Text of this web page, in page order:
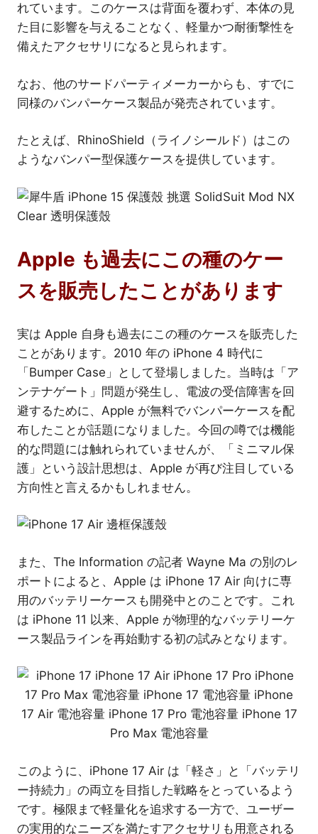
れています。このケースは背面を覆わず、本体の見
た目に影響を与えることなく、軽量かつ耐衝撃性を
備えたアクセサリになると見られます。
なお、他のサードパーティメーカーからも、すでに
同様のバンパーケース製品が発売されています。
たとえば、RhinoShield（ライノシールド）はこの
ようなバンパー型保護ケースを提供しています。
Apple も過去にこの種のケー
スを販売したことがあります
実は Apple 自身も過去にこの種のケースを販売した
ことがあります。2010 年の iPhone 4 時代に
「Bumper Case」として登場しました。当時は「ア
ンテナゲート」問題が発生し、電波の受信障害を回
避するために、Apple が無料でバンパーケースを配
布したことが話題になりました。今回の噂では機能
的な問題には触れられていませんが、「ミニマル保
護」という設計思想は、Apple が再び注目している
方向性と言えるかもしれません。
また、The Information の記者 Wayne Ma の別のレ
ポートによると、Apple は iPhone 17 Air 向けに専
用のバッテリーケースも開発中とのことです。これ
は iPhone 11 以来、Apple が物理的なバッテリーケ
ース製品ラインを再始動する初の試みとなります。
このように、iPhone 17 Air は「軽さ」と「バッテリ
ー持続力」の両立を目指した戦略をとっているよう
です。極限まで軽量化を追求する一方で、ユーザー
の実用的なニーズを満たすアクセサリも用意される